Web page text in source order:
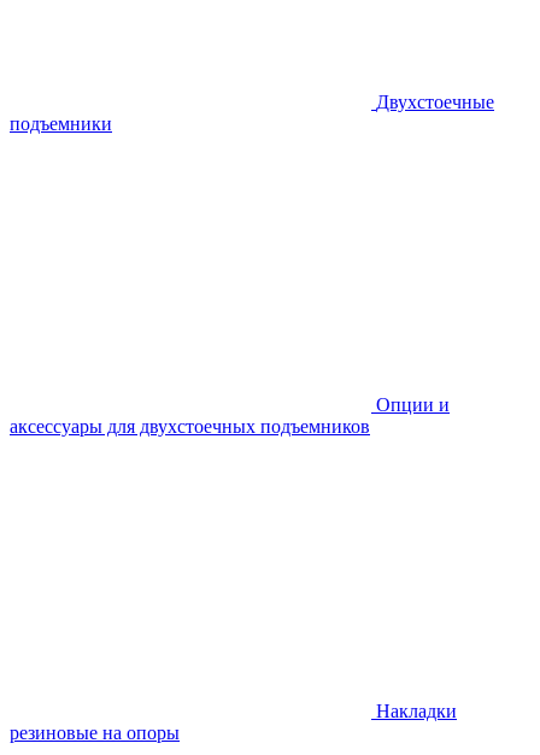
Двухстоечные
подъемники
Опции и
аксессуары для двухстоечных подъемников
Накладки
резиновые на опоры